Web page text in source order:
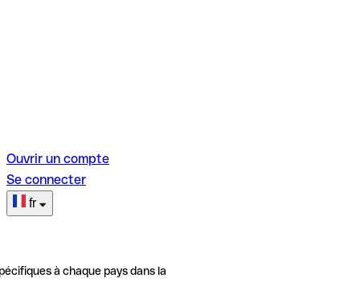
Ouvrir un compte
Se connecter
fr
à chaque pays dans la